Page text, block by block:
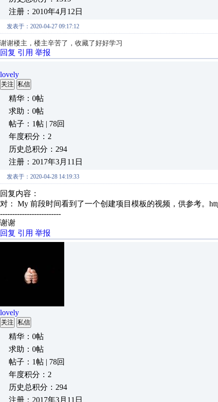
注册：2010年4月12日
发表于：2020-04-27 09:17:12
谢谢楼主，楼主辛苦了，收藏了好好学习
回复 引用 举报
lovely
关注 私信
精华：0帖
求助：0帖
帖子：1帖 | 78回
年度积分：2
历史总积分：294
注册：2017年3月11日
发表于：2020-04-28 14:19:33
回复内容：
对： My 前段时间看到了一个创建项目模板的视频，供参考。
-------------------------
谢谢
回复 引用 举报
lovely
关注 私信
精华：0帖
求助：0帖
帖子：1帖 | 78回
年度积分：2
历史总积分：294
注册：2017年3月11日